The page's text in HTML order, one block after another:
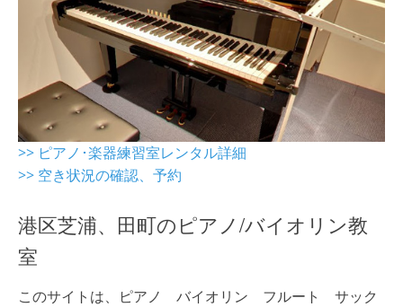
>> ピアノ･楽器練習室レンタル詳細
>> 空き状況の確認、予約
港区芝浦、田町のピアノ/バイオリン教
室
このサイトは、ピアノ バイオリン フルート サック